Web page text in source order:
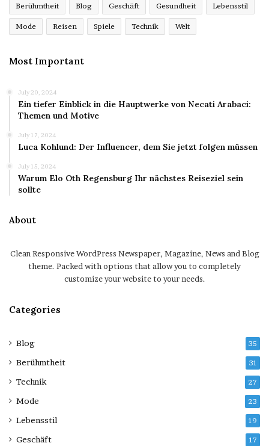
Berühmtheit Blog Geschäft Gesundheit Lebensstil
Mode Reisen Spiele Technik Welt
Most Important
July 20, 2024
Ein tiefer Einblick in die Hauptwerke von Necati Arabaci:
Themen und Motive
July 17, 2024
Luca Kohlund: Der Influencer, dem Sie jetzt folgen müssen
July 15, 2024
Warum Elo Oth Regensburg Ihr nächstes Reiseziel sein
sollte
About
Clean Responsive WordPress Newspaper, Magazine, News and Blog
theme. Packed with options that allow you to completely
customize your website to your needs.
Categories
Blog 35
Berühmtheit 31
Technik 27
Mode 23
Lebensstil 19
Geschäft 17